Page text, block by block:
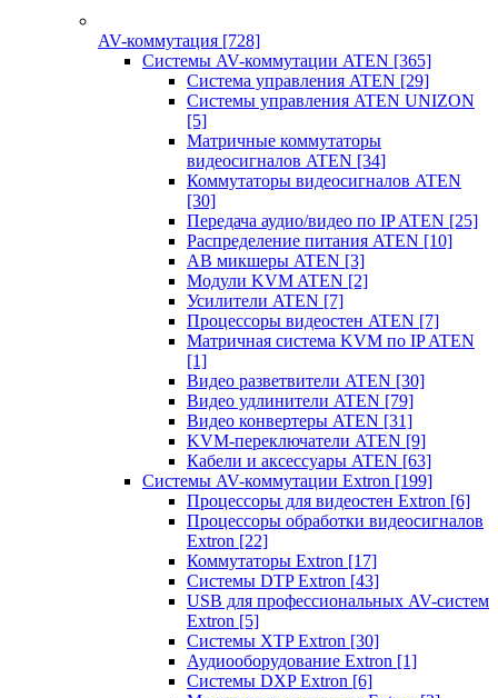
AV-коммутация [728]
Системы AV-коммутации ATEN [365]
Система управления ATEN [29]
Системы управления ATEN UNIZON
[5]
Матричные коммутаторы
видеосигналов ATEN [34]
Коммутаторы видеосигналов ATEN
[30]
Передача аудио/видео по IP ATEN [25]
Распределение питания ATEN [10]
АВ микшеры ATEN [3]
Модули KVM ATEN [2]
Усилители ATEN [7]
Процессоры видеостен ATEN [7]
Матричная система KVM по IP ATEN
[1]
Видео разветвители ATEN [30]
Видео удлинители ATEN [79]
Видео конвертеры ATEN [31]
KVM-переключатели ATEN [9]
Кабели и аксессуары ATEN [63]
Системы AV-коммутации Extron [199]
Процессоры для видеостен Extron [6]
Процессоры обработки видеосигналов
Extron [22]
Коммутаторы Extron [17]
Системы DTP Extron [43]
USB для профессиональных AV-систем
Extron [5]
Системы XTP Extron [30]
Аудиооборудование Extron [1]
Системы DXP Extron [6]